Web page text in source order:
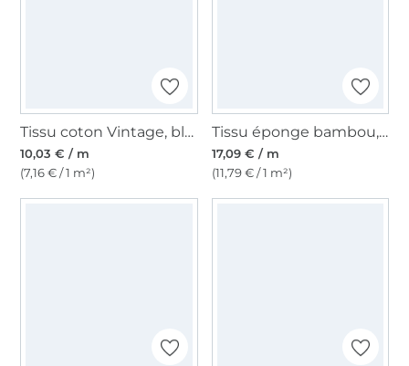
Tissu coton Vintage, blanc vanille
10,03 € / m
(7,16 € / 1 m²)
Tissu éponge bambou, jaune maïs
17,09 € / m
(11,79 € / 1 m²)